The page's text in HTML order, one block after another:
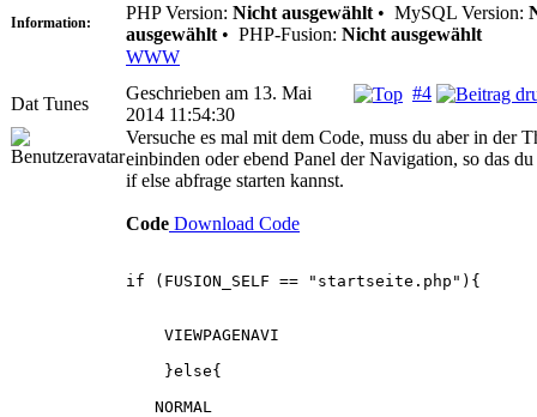
Information: PHP Version: Nicht ausgewählt • MySQL Version:
ausgewählt • PHP-Fusion: Nicht ausgewählt
WWW
Dat Tunes
#4
Geschrieben am 13. Mai
2014 11:54:30
Versuche es mal mit dem Code, muss du aber in der
einbinden oder ebend Panel der Navigation, so das du
if else abfrage starten kannst.
Code Download Code
if (FUSION_SELF == "startseite.php"){
VIEWPAGENAVI
}else{
NORMAL